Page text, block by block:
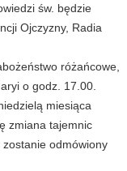
św. będzie
Ojczyzny, Radia
różańcowe,
o godz. 17.00.
miesiąca
zmiana tajemnic
odmówiony